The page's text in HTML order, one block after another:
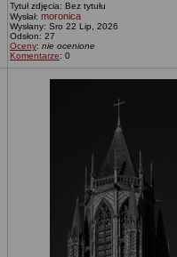
Tytuł zdjęcia: Bez tytułu
Wysłał: moronica
Wysłany: Sro 22 Lip, 2026
Odsłon: 27
Oceny: nie ocenione
Komentarze: 0